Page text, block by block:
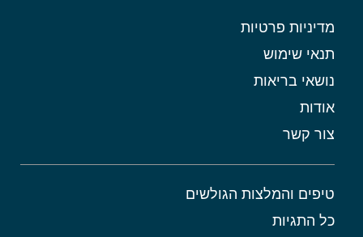
מדיניות פרטיות
תנאי שימוש
נושאי בריאות
אודות
צור קשר
טיפים והמלצות הגולשים
כל התגיות